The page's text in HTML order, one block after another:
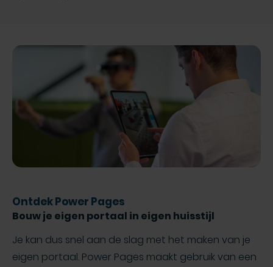
Ontdek Power Pages
Bouw je eigen portaal in eigen huisstijl
Je kan dus snel aan de slag met het maken van je
eigen portaal. Power Pages maakt gebruik van een